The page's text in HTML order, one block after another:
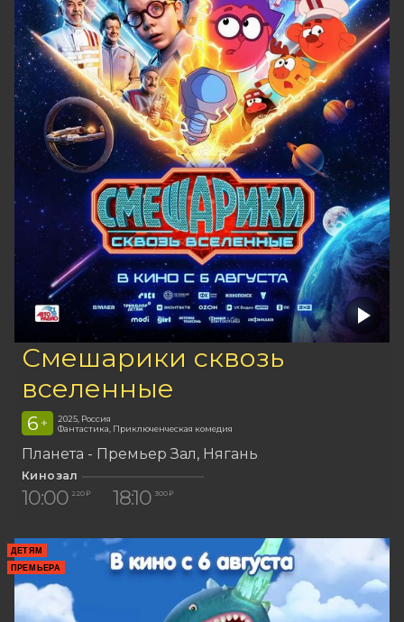
Смешарики сквозь
вселенные
6 +
2025, Россия
Фантастика, Приключенческая комедия
Планета - Премьер Зал Нягань
Кинозал
10:00 220 ₽ 18:10 300 ₽
ДЕТЯМ
ПРЕМЬЕРА